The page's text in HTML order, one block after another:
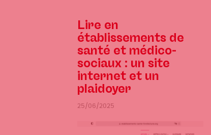
Lire en
établissements de
santé et médico-
sociaux : un site
internet et un
plaidoyer
25/06/2025